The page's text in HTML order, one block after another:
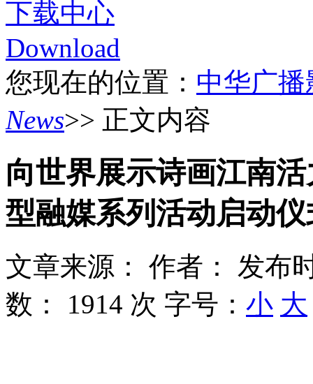
下载中心
Download
您现在的位置： 中华广
News>> 正文内容
向世界展示诗画江南
型融媒系列活动启动
文章来源： 作者：
发布
数： 1914 次 字号： 小 大